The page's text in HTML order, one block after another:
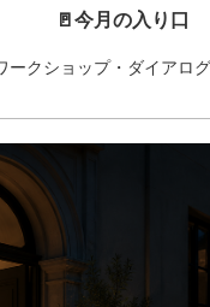
🚪今月の入り口
ークショップ・ダイアログ